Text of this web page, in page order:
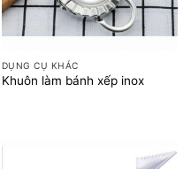
DỤNG CỤ KHÁC
Khuôn làm bánh xếp inox